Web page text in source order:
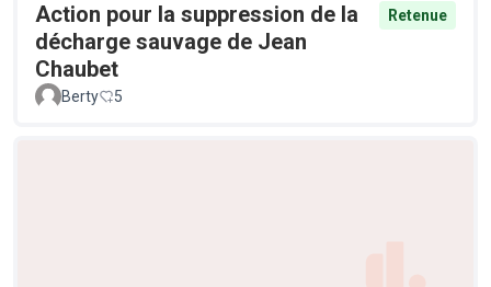
Action pour la suppression de la
décharge sauvage de Jean
Chaubet
Retenue
Berty 5